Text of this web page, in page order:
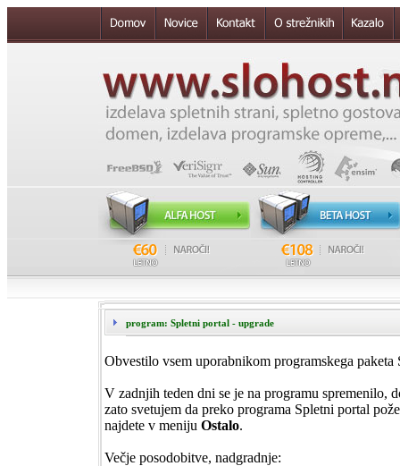
program: Spletni portal - upgrade
Obvestilo vsem uporabnikom programskega paketa
V zadnjih teden dni se je na programu spremenilo,
zato svetujem da preko programa Spletni portal
najdete v meniju Ostalo.
Večje posodobitve, nadgradnje: